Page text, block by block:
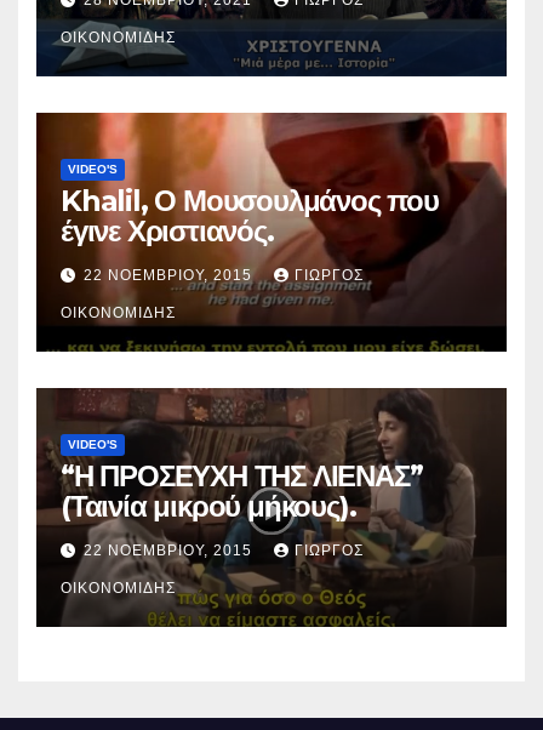
ΟΙΚΟΝΟΜΊΔΗΣ
VIDEO'S
Khalil, Ο Μουσουλμάνος που
έγινε Χριστιανός.
22 ΝΟΕΜΒΡΊΟΥ, 2015 ΓΙΏΡΓΟΣ
ΟΙΚΟΝΟΜΊΔΗΣ
VIDEO'S
“Η ΠΡΟΣΕΥΧΗ ΤΗΣ ΛΙΕΝΑΣ”
(Ταινία μικρού μήκους).
22 ΝΟΕΜΒΡΊΟΥ, 2015 ΓΙΏΡΓΟΣ
ΟΙΚΟΝΟΜΊΔΗΣ